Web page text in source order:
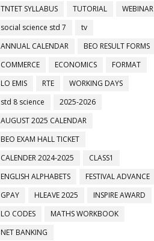
TNTET SYLLABUS
TUTORIAL
WEBINAR
social science std 7
tv
ANNUAL CALENDAR
BEO RESULT FORMS
COMMERCE
ECONOMICS
FORMAT
LO EMIS
RTE
WORKING DAYS
std 8 science
2025-2026
AUGUST 2025 CALENDAR
BEO EXAM HALL TICKET
CALENDER 2024-2025
CLASS1
ENGLISH ALPHABETS
FESTIVAL ADVANCE
GPAY
HLEAVE 2025
INSPIRE AWARD
LO CODES
MATHS WORKBOOK
NET BANKING